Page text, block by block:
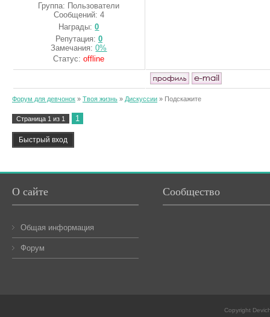
Группа: Пользователи
Сообщений: 4
Награды:0
Репутация: 0
Замечания:0%
Статус:offline
Форум для девчонок » Твоя жизнь » Дискуссии » Подскажите
Страница 1 из 1 1
О сайте
Общая информация
Форум
Сообщество
Copyright